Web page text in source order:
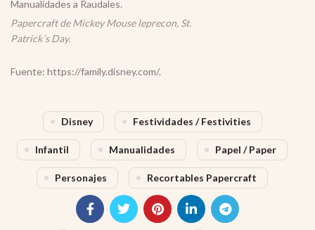
Papercraft de Mickey Mouse leprecon, St.
Patrick´s Day.
Fuente: https://family.disney.com/.
Disney Festividades / Festivities
Infantil Manualidades Papel / Paper
Personajes Recortables Papercraft